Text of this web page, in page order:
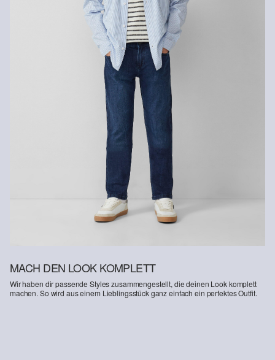
Normalwaschgang 40 °
Rückerstattungsbetrag abgezogen.
Gastkunden können ihre Artikel innerhalb von 14 Tagen nach
Erhalt der Ware an uns zurückschicken. Fashion Card und VIP
Kunden haben nach Erhalt der Ware 30 Tage Zeit, um ihre Artikel
Weitere Informationen sind unserer „ Hilfe & FAQ
Deine Retoure kannst duHIER online anmelden.
MACH DEN LOOK KOMPLETT
Wir haben dir passende Styles zusammengestellt, die deinen Look komplett
machen. So wird aus einem Lieblingsstück ganz einfach ein perfektes Outfit.